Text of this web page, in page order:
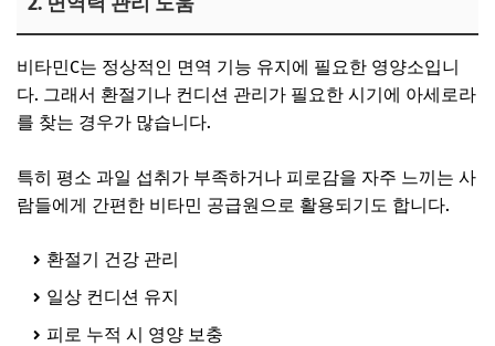
비타민C는 정상적인 면역 기능 유지에 필요한 영양소입니
다. 그래서 환절기나 컨디션 관리가 필요한 시기에 아세로라
를 찾는 경우가 많습니다.
특히 평소 과일 섭취가 부족하거나 피로감을 자주 느끼는 사
람들에게 간편한 비타민 공급원으로 활용되기도 합니다.
환절기 건강 관리
일상 컨디션 유지
피로 누적 시 영양 보충